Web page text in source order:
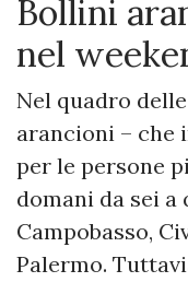
Bollini
nel
Nel quadro
arancioni –
per le persone
domani da sei
Campobasso,
Palermo.